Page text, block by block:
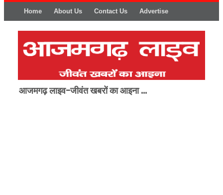
Home About Us Contact Us Advertise
आजमगढ़ लाइव-जीवंत खबरों का आइना ...